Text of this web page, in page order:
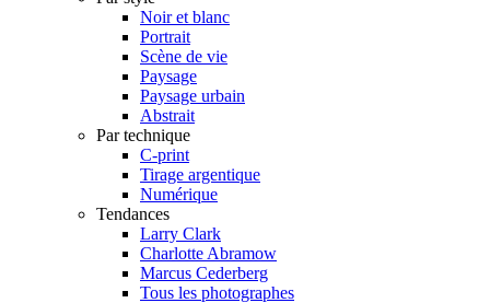
Noir et blanc
Portrait
Scène de vie
Paysage
Paysage urbain
Abstrait
Par technique
C-print
Tirage argentique
Numérique
Tendances
Larry Clark
Charlotte Abramow
Marcus Cederberg
Tous les photographes